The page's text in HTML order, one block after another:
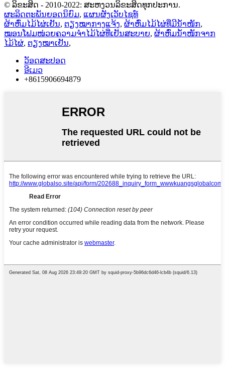
© ລິຂະສິດ - 2010-2022: ສະຫງວນລິຂະສິດທຸກປະການ.
ຜະລິດຕະພັນຍອດນິຍົມ, ແຜນຜັງເວັບໄຊທ໌
ຜ້າຫົ່ມໄມ້ໄຜ່ເຢັນ, ຕຽງໝາກາງແຈ້ງ, ຜ້າຫົ່ມໄມ້ໄຜ່ທີ່ມີນ້ຳໜັກ,
ໝອນໂຟມໜ່ວຍຄວາມຈຳໄມ້ໄຜ່ທີ່ເຢັນສະບາຍ, ຜ້າຫົ່ມນ້ຳໜັກຈາກ
ໄມ້ໄຜ່, ຕຽງໝາເຢັນ,
ວັອດສະປອດ
ອີເມວ
+8615906694879